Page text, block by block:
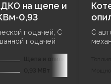
на щепе и
0,93
подачей, С
подачей
С